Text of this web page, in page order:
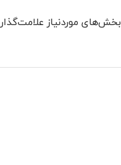
بخش‌های موردنیاز